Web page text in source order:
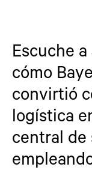
Escuche
cómo
convirtió
logística
central de